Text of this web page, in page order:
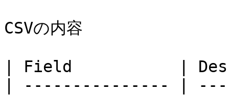
CSVの内容
| Field           |
| --------------- |